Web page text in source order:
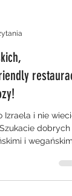
restauracji
i nie wiecie
dobrych
i